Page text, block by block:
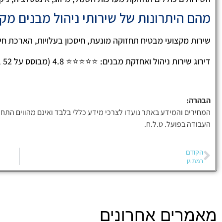
מהם היתרונות של שירותי ניהול מבנים
שירות מקצועי מבטיח תחזוקה מונעת, חיסכון בעלויות, הארכת
דירוג שירות ניהול ואחזקת מבנים: ⭐⭐⭐⭐⭐ 4.8 (מבוסס על 52 ביקורות)
הבהרה:
המחירים והמידע באתר נועדו לצרכי מידע כללי בלבד ואינם מהווים
העבודה בפועל. ט.ל.ח.
הקודם
רמת גן
מאמרים אחרונים